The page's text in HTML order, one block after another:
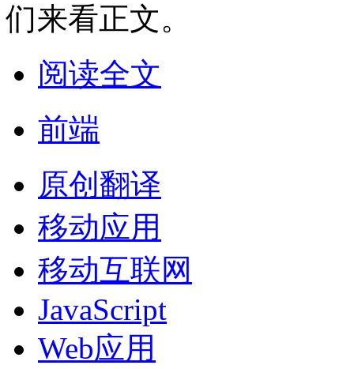
们来看正文。
阅读全文
前端
原创翻译
移动应用
移动互联网
JavaScript
Web应用